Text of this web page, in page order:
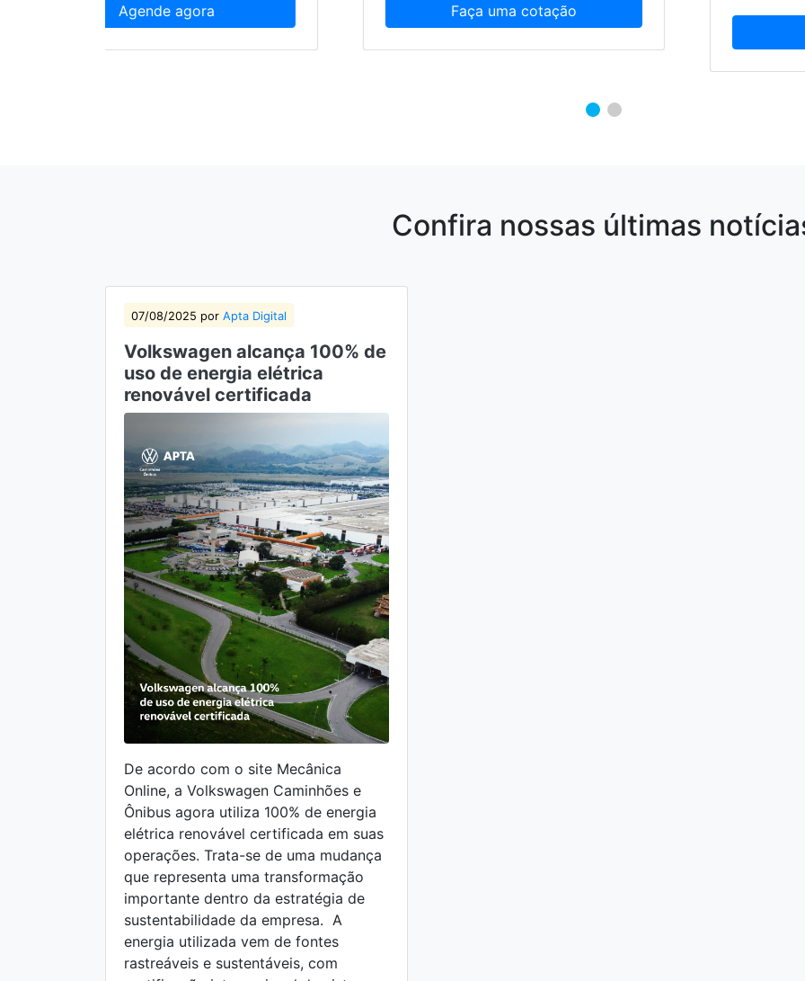
Agende agora Faça uma cotação
Confira nossas últimas
07/08/2025 por Apta Digital
Volkswagen alcança 100% de
uso de energia elétrica
renovável certificada
De acordo com o site Mecânica
Online, a Volkswagen Caminhões e
Ônibus agora utiliza 100% de energia
elétrica renovável certificada em suas
operações. Trata-se de uma mudança
que representa uma transformação
importante dentro da estratégia de
sustentabilidade da empresa. A
energia utilizada vem de fontes
rastreáveis e sustentáveis, com